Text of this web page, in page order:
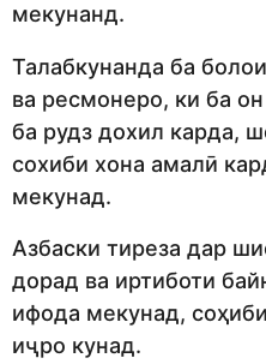
мекунанд.
Талабкунанда ба
ва ресмонеро, ки ба
ба рудз дохил карда,
сохиби хона амалӣ
мекунад.
Азбаски тиреза дар
дорад ва иртиботи
ифода мекунад,
иҷро кунад.